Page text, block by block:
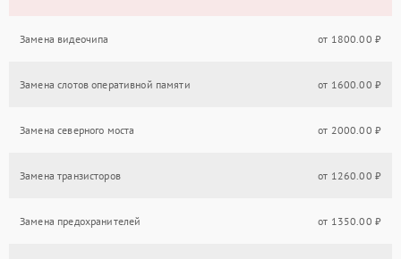
Замена видеочипа от 1800.00 ₽
Замена слотов оперативной памяти от 1600.00 ₽
Замена северного моста от 2000.00 ₽
Замена транзисторов от 1260.00 ₽
Замена предохранителей от 1350.00 ₽